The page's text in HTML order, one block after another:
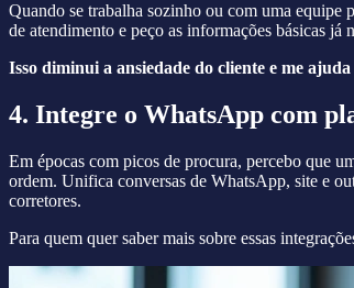
Quando se trabalha sozinho ou com uma equipe
de atendimento e peço as informações básicas já
Isso diminui a ansiedade do cliente e me
4. Integre o WhatsApp com
Em épocas com picos de procura, percebo que
ordem. Unifica conversas de WhatsApp, site e
corretores.
Para quem quer saber mais sobre essas